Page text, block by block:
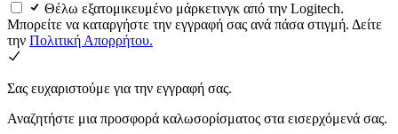
Θέλω εξατομικευμένο μάρκετινγκ από την Logitech.
Μπορείτε να καταργήστε την εγγραφή σας ανά πάσα στιγμή. Δείτε
την Πολιτική Απορρήτου.
Σας ευχαριστούμε για την εγγραφή σας.
Αναζητήστε μια προσφορά καλωσορίσματος στα εισερχόμενά σας.